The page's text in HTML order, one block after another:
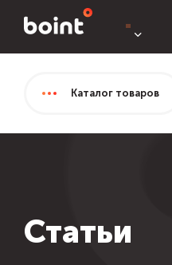
Каталог товаров
Статьи